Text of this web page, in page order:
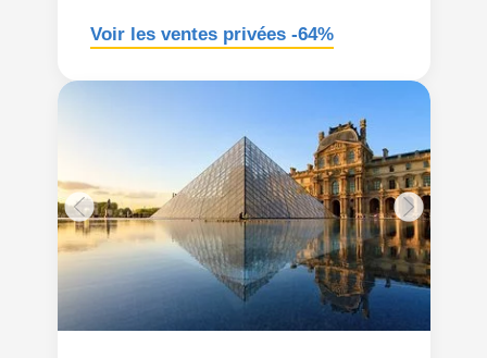
Voir les ventes privées -64%